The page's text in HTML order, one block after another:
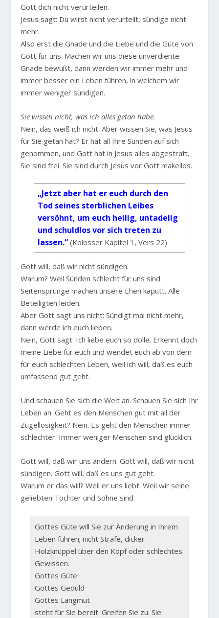
Gott dich nicht verurteilen.
Jesus sagt: Du wirst nicht verurteilt, sündige nicht
mehr.
Also erst die Gnade und die Liebe und die Güte von
Gott für uns. Machen wir uns diese unverdiente
Gnade bewußt, dann werden wir immer mehr und
immer besser ein Leben führen, in welchem wir
immer weniger sündigen.
Sie wissen nicht, was ich alles getan habe.
Nein, das weiß ich nicht. Aber wissen Sie, was Jesus
für Sie getan hat? Er hat all Ihre Sünden auf sich
genommen, und Gott hat in Jesus alles abgestraft.
Sie sind frei. Sie sind durch Jesus vor Gott makellos.
„Jetzt aber hat er euch durch den
Tod seines sterblichen Leibes
versöhnt, um euch heilig, untadelig
und schuldlos vor sich treten zu
lassen.“ (Kolosser Kapitel 1, Vers 22)
Gott will, daß wir nicht sündigen.
Warum? Weil Sünden schlecht für uns sind.
Seitensprünge machen unsere Ehen kaputt. Alle
Beteiligten leiden.
Aber Gott sagt uns nicht: Sündigt mal nicht mehr,
dann werde ich euch lieben.
Nein, Gott sagt: Ich liebe euch so dolle. Erkennt doch
meine Liebe für euch und wendet euch ab von dem
für euch schlechten Leben, weil ich will, daß es euch
umfassend gut geht.
Und schauen Sie sich die Welt an. Schauen Sie sich Ihr
Leben an. Geht es den Menschen gut mit all der
Zügellosigkeit? Nein. Es geht den Menschen immer
schlechter. Immer weniger Menschen sind glücklich.
Gott will, daß wir uns ändern. Gott will, daß wir nicht
sündigen. Gott will, daß es uns gut geht.
Warum er das will? Weil er uns liebt. Weil wir seine
geliebten Töchter und Söhne sind.
Gottes Güte will Sie zur Änderung in Ihrem
Leben führen; nicht Strafe, dicker
Holzknüppel über den Kopf oder schlechtes
Gewissen.
Gottes Güte
Gottes Geduld
Gottes Langmut
steht für Sie bereit. Greifen Sie zu. Sie